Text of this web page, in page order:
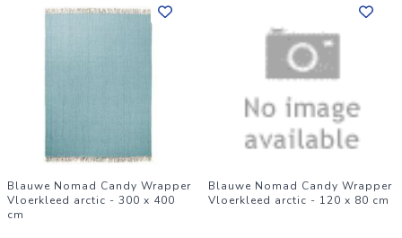
Blauwe Nomad Candy Wrapper
Vloerkleed arctic - 300 x 400
cm
Blauwe Nomad Candy Wrapper
Vloerkleed arctic - 120 x 80 cm